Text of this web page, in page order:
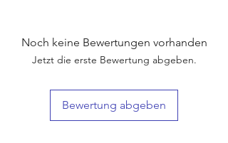
Noch keine Bewertungen vorhanden
Jetzt die erste Bewertung abgeben.
Bewertung abgeben